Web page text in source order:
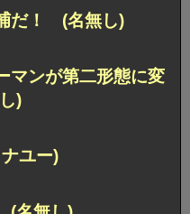
だ！ (名無し)
マンが第二形態に変
)
ユー)